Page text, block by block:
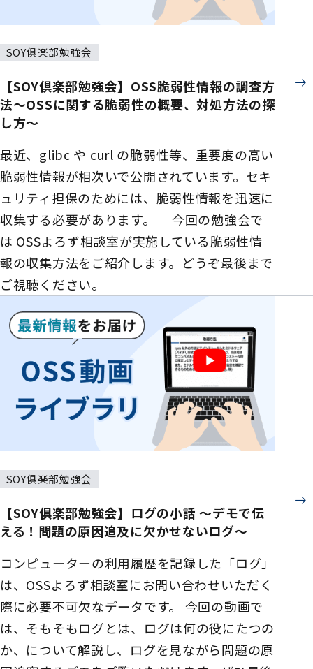
SOY俱楽部勉強会
【SOY倶楽部勉強会】OSS脆弱性情報の調査方
法～OSSに関する脆弱性の概要、対処方法の探
し方～
最近、glibc や curl の脆弱性等、重要度の高い
脆弱性情報が相次いで公開されています。セキ
ュリティ担保のためには、脆弱性情報を迅速に
収集する必要があります。 今回の勉強会で
は OSSよろず相談室が実施している脆弱性情
報の収集方法をご紹介します。どうぞ最後まで
ご視聴ください。
SOY俱楽部勉強会
【SOY俱楽部勉強会】ログの小話 ～デモで伝
える！問題の原因追及に欠かせないログ～
コンピューターの利用履歴を記録した「ログ」
は、OSSよろず相談室にお問い合わせいただく
際に必要不可欠なデータです。 今回の動画で
は、そもそもログとは、ログは何の役にたつの
か、について解説し、ログを見ながら問題の原